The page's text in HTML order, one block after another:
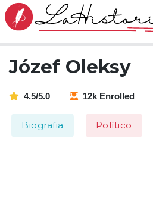
Józef Oleksy
4.5/5.0 12k Enrolled
Biografia Político